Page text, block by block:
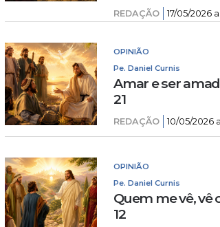
REDAÇÃO 17/05/2026
OPINIÃO
Pe. Daniel Curnis
Amar e ser
21
REDAÇÃO 10/05/2026
OPINIÃO
Pe. Daniel Curnis
Quem me vê, vê
12